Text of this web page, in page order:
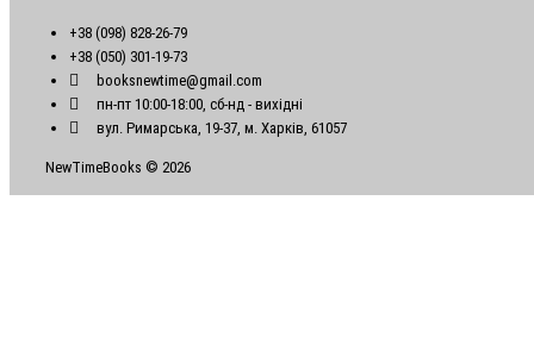
+38 (098) 828-26-79
+38 (050) 301-19-73
booksnewtime@gmail.com
пн-пт 10:00-18:00, сб-нд - вихідні
вул. Римарська, 19-37, м. Харків, 61057
NewTimeBooks © 2026